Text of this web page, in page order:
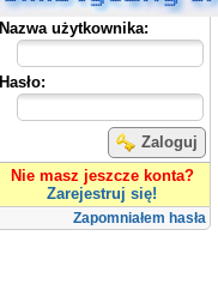
Nazwa użytkownika:
Hasło:
Zaloguj
Nie masz jeszcze konta?
Zarejestruj się!
Zapomniałem hasła